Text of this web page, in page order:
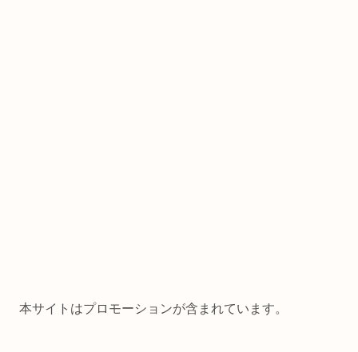
本サイトはプロモーションが含まれています。